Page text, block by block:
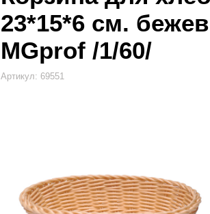
23*15*6 см.
MGprof /1/60/
Артикул: 69551